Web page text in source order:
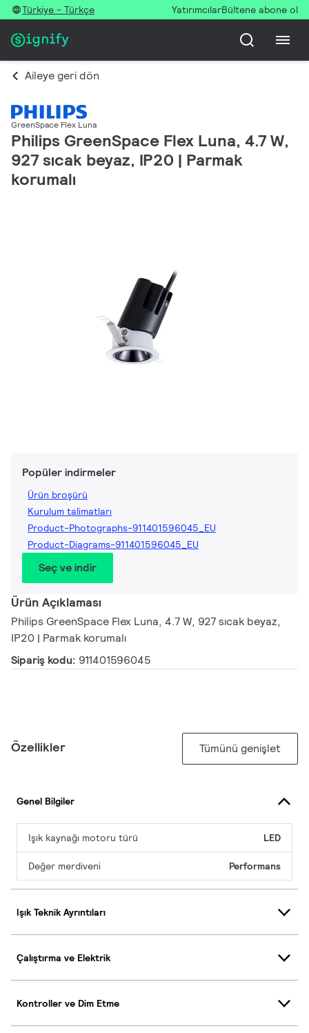
Türkiye - Türkçe YatırımcılarBültene abone ol
Aileye geri dön
GreenSpace Flex Luna
Philips GreenSpace Flex Luna, 4.7 W,
927 sıcak beyaz, IP20 | Parmak
korumalı
Popüler indirmeler
Ürün broşürü
Kurulum talimatları
Product-Photographs-911401596045_EU
Product-Diagrams-911401596045_EU
Seç ve indir
Ürün Açıklaması
Philips GreenSpace Flex Luna, 4.7 W, 927 sıcak beyaz,
IP20 | Parmak korumalı
Sipariş kodu: 911401596045
Özellikler Tümünü genişlet
Genel Bilgiler
Işık kaynağı motoru türü LED
Değer merdiveni Performans
Işık Teknik Ayrıntıları
Çalıştırma ve Elektrik
Kontroller ve Dim Etme